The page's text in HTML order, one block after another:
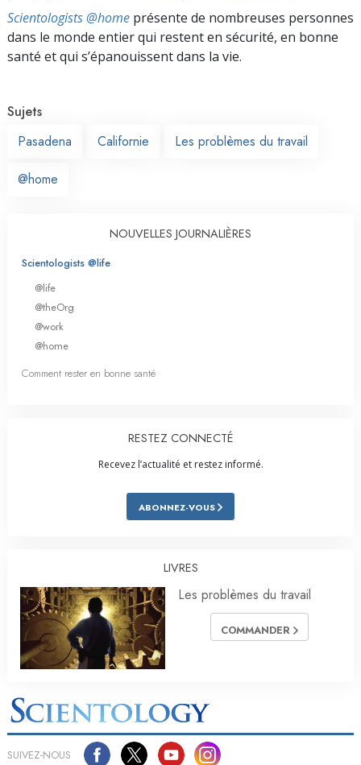
Scientologists @home présente de nombreuses personnes
dans le monde entier qui restent en sécurité, en bonne
santé et qui s’épanouissent dans la vie.
Sujets
Pasadena
Californie Les problèmes du travail
@home
NOUVELLES JOURNALIÈRES
Scientologists @life
@life
@theOrg
@work
@home
Comment rester en bonne santé
RESTEZ CONNECTÉ
Recevez l’actualité et restez informé.
ABONNEZ-VOUS
LIVRES
Les problèmes du travail
COMMANDER
SUIVEZ-NOUS